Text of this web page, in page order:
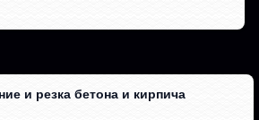
и резка бетона и кирпича